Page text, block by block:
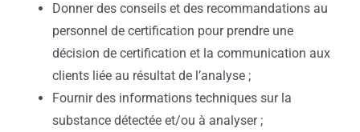
Donner des conseils et des recommandations au
personnel de certification pour prendre une
décision de certification et la communication aux
clients liée au résultat de l’analyse ;
Fournir des informations techniques sur la
substance détectée et/ou à analyser ;